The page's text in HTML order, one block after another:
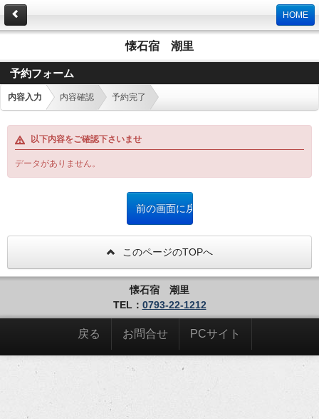
HOME
懐石宿 潮里
予約フォーム
内容入力 内容確認 予約完了
以下内容をご確認下さいませ
データがありません。
このページのTOPへ
懐石宿 潮里
TEL： 0793-22-1212
戻る お問合せ PCサイト